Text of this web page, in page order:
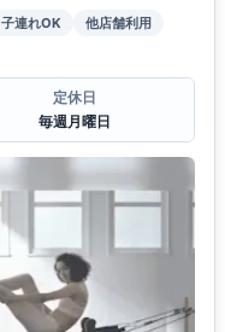
子連れOK
他店舗利用
定休日
毎週月曜日